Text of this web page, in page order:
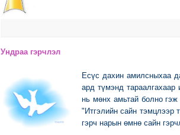
Ундраа гэрчлэл
Есүс дахин амилсныхаа
ард түмэнд тараалгахаар
нь мөнх амьтай болно
"Итгэлийн сайн тэмцлээр
гэрч нарын өмнө сайн